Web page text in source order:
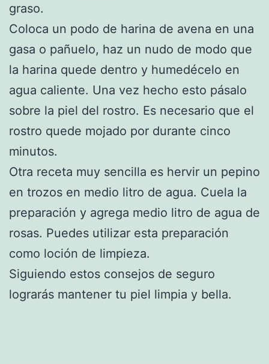
graso.
Coloca un podo de harina de avena en una
gasa o pañuelo, haz un nudo de modo que
la harina quede dentro y humedécelo en
agua caliente. Una vez hecho esto pásalo
sobre la piel del rostro. Es necesario que el
rostro quede mojado por durante cinco
minutos.
Otra receta muy sencilla es hervir un pepino
en trozos en medio litro de agua. Cuela la
preparación y agrega medio litro de agua de
rosas. Puedes utilizar esta preparación
como loción de limpieza.
Siguiendo estos consejos de seguro
lograrás mantener tu piel limpia y bella.